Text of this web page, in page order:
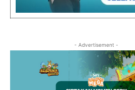
- Advertisement -